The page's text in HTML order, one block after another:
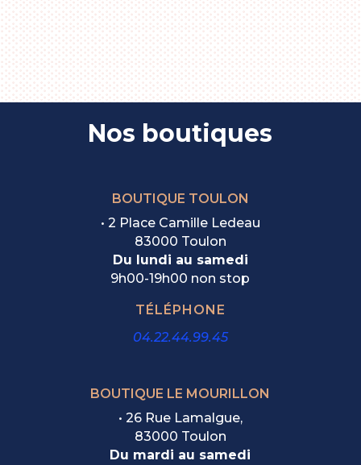
Nos boutiques
BOUTIQUE TOULON
• 2 Place Camille Ledeau
83000 Toulon
Du lundi au samedi
9h00-19h00 non stop
TÉLÉPHONE
04.22.44.99.45
BOUTIQUE LE MOURILLON
• 26 Rue Lamalgue,
83000 Toulon
Du mardi au samedi